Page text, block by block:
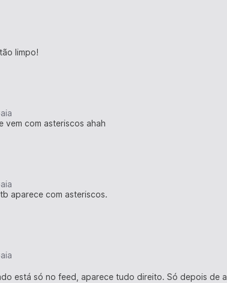
limpo!
vem com asteriscos ahah
aparece com asteriscos.
está só no feed, aparece tudo direito. Só depois de